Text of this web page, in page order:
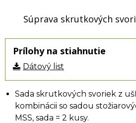
Súprava skrutkových
Prílohy na stiahnutie
Dátový list
Sada skrutkových svoriek z
kombinácii so sadou
MSS, sada = 2 kusy.